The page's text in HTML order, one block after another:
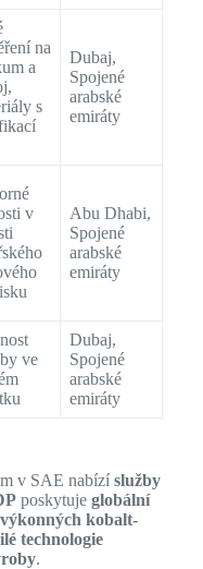
na
a
s
Dubaj,
Spojené
arabské
emiráty
v
Abu Dhabi,
Spojené
arabské
emiráty
ve
Dubaj,
Spojené
arabské
emiráty
v SAE nabízí služby
poskytuje globální
kobalt-
technologie
.